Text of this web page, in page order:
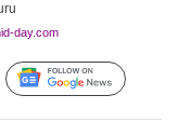
day.com
Follow Us